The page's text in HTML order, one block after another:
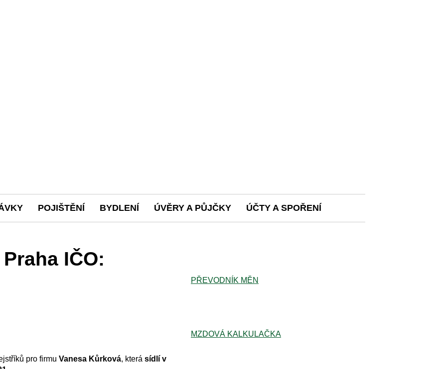
POJIŠTĚNÍ BYDLENÍ ÚVĚRY A PŮJČKY ÚČTY A SPOŘENÍ
IČO:
pro firmu Vanesa Kůrková, která sídlí v
PŘEVODNÍK MĚN
MZDOVÁ KALKULAČKA